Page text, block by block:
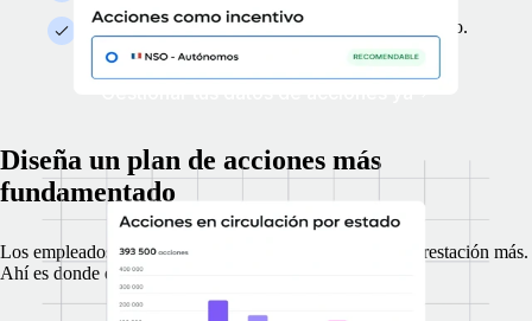
Crea un plan de acciones que crezca con tu negocio.
Diseña un plan de acciones más
fundamentado
Los empleados que entienden sus acciones las ven una prestación más.
Ahí es donde entramos nosotros.